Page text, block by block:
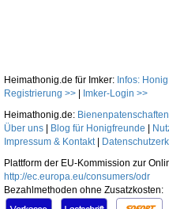
Heimathonig.de für Imker: Infos:
Registrierung >>
Imker-Login >>
Heimathonig.de: Bienenpatenschaften
Über uns
Blog für Honigfreunde
Impressum & Kontakt|
Plattform der EU-Kommission zur
http://ec.europa.eu/consumers/odr
Bezahlmethoden ohne Zusatzkosten: